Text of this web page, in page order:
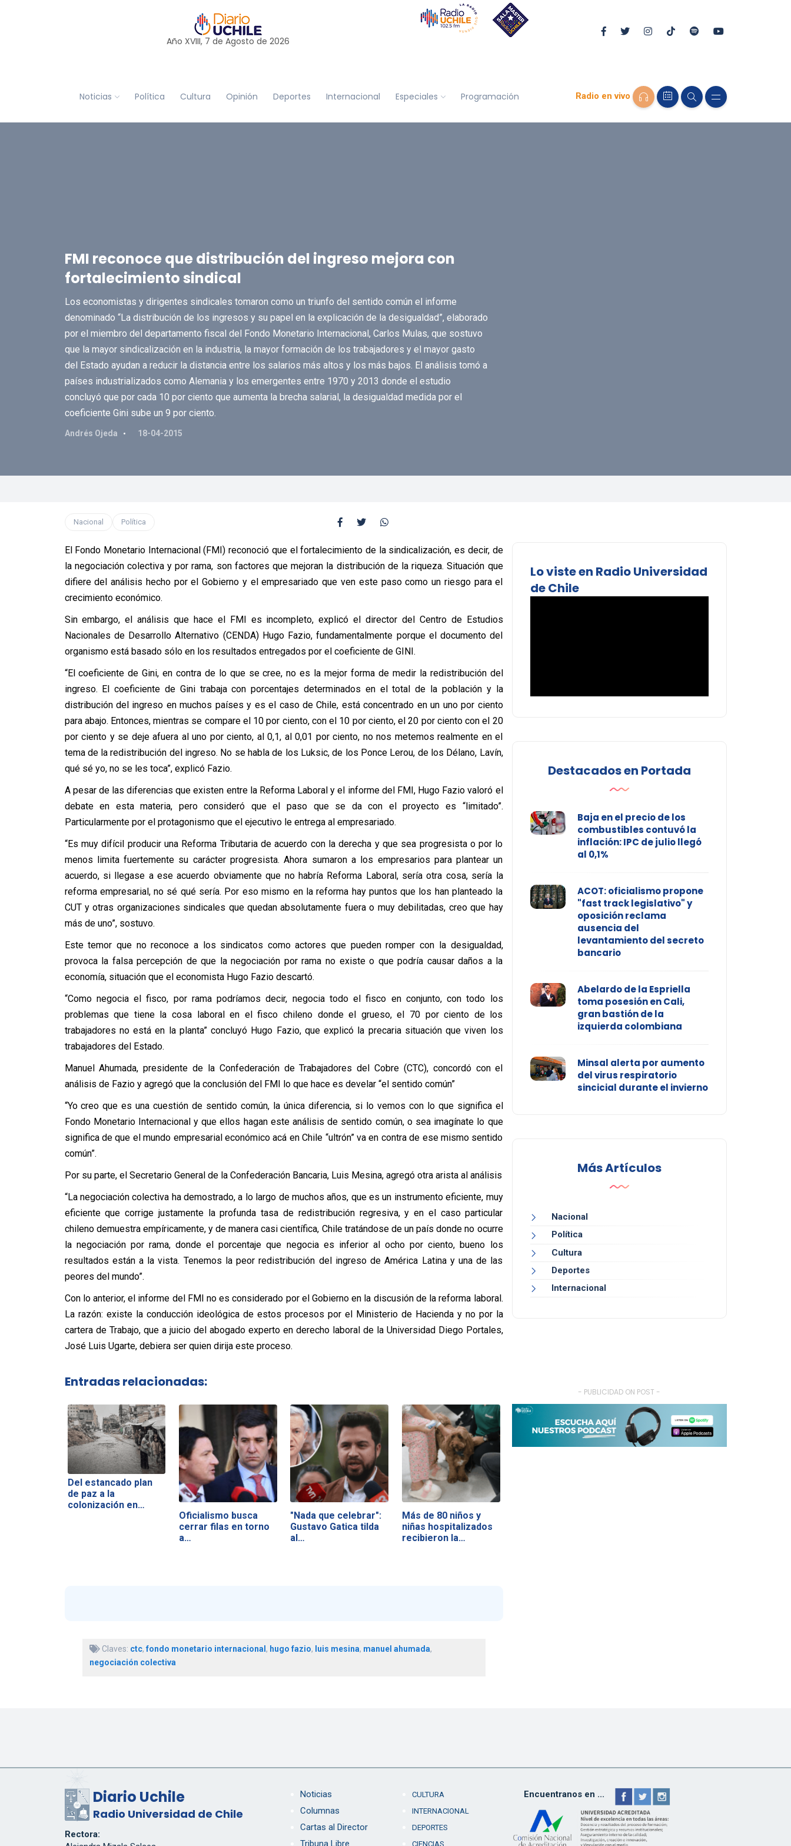
Año XVIII, 7 de Agosto de 2026
Noticias Política Cultura Opinión Deportes Internacional Especiales Programación Radio en vivo
FMI reconoce que distribución del ingreso mejora con
fortalecimiento sindical
Los economistas y dirigentes sindicales tomaron como un triunfo del sentido común el informe
denominado “La distribución de los ingresos y su papel en la explicación de la desigualdad”, elaborado
por el miembro del departamento fiscal del Fondo Monetario Internacional, Carlos Mulas, que sostuvo
que la mayor sindicalización en la industria, la mayor formación de los trabajadores y el mayor gasto
del Estado ayudan a reducir la distancia entre los salarios más altos y los más bajos. El análisis tomó a
países industrializados como Alemania y los emergentes entre 1970 y 2013 donde el estudio
concluyó que por cada 10 por ciento que aumenta la brecha salarial, la desigualdad medida por el
coeficiente Gini sube un 9 por ciento.
Andrés Ojeda 18-04-2015
Nacional Política
El Fondo Monetario Internacional (FMI) reconoció que el fortalecimiento de la sindicalización, es decir, de
la negociación colectiva y por rama, son factores que mejoran la distribución de la riqueza. Situación que
difiere del análisis hecho por el Gobierno y el empresariado que ven este paso como un riesgo para el
crecimiento económico.
Sin embargo, el análisis que hace el FMI es incompleto, explicó el director del Centro de Estudios
Nacionales de Desarrollo Alternativo (CENDA) Hugo Fazio, fundamentalmente porque el documento del
organismo está basado sólo en los resultados entregados por el coeficiente de GINI.
“El coeficiente de Gini, en contra de lo que se cree, no es la mejor forma de medir la redistribución del
ingreso. El coeficiente de Gini trabaja con porcentajes determinados en el total de la población y la
distribución del ingreso en muchos países y es el caso de Chile, está concentrado en un uno por ciento
para abajo. Entonces, mientras se compare el 10 por ciento, con el 10 por ciento, el 20 por ciento con el 20
por ciento y se deje afuera al uno por ciento, al 0,1, al 0,01 por ciento, no nos metemos realmente en el
tema de la redistribución del ingreso. No se habla de los Luksic, de los Ponce Lerou, de los Délano, Lavín,
qué sé yo, no se les toca”, explicó Fazio.
A pesar de las diferencias que existen entre la Reforma Laboral y el informe del FMI, Hugo Fazio valoró el
debate en esta materia, pero consideró que el paso que se da con el proyecto es “limitado”.
Particularmente por el protagonismo que el ejecutivo le entrega al empresariado.
“Es muy difícil producir una Reforma Tributaria de acuerdo con la derecha y que sea progresista o por lo
menos limita fuertemente su carácter progresista. Ahora sumaron a los empresarios para plantear un
acuerdo, si llegase a ese acuerdo obviamente que no habría Reforma Laboral, sería otra cosa, sería la
reforma empresarial, no sé qué sería. Por eso mismo en la reforma hay puntos que los han planteado la
CUT y otras organizaciones sindicales que quedan absolutamente fuera o muy debilitadas, creo que hay
más de uno”, sostuvo.
Este temor que no reconoce a los sindicatos como actores que pueden romper con la desigualdad,
provoca la falsa percepción de que la negociación por rama no existe o que podría causar daños a la
economía, situación que el economista Hugo Fazio descartó.
“Como negocia el fisco, por rama podríamos decir, negocia todo el fisco en conjunto, con todo los
problemas que tiene la cosa laboral en el fisco chileno donde el grueso, el 70 por ciento de los
trabajadores no está en la planta” concluyó Hugo Fazio, que explicó la precaria situación que viven los
trabajadores del Estado.
Manuel Ahumada, presidente de la Confederación de Trabajadores del Cobre (CTC), concordó con el
análisis de Fazio y agregó que la conclusión del FMI lo que hace es develar “el sentido común”
“Yo creo que es una cuestión de sentido común, la única diferencia, si lo vemos con lo que significa el
Fondo Monetario Internacional y que ellos hagan este análisis de sentido común, o sea imagínate lo que
significa de que el mundo empresarial económico acá en Chile “ultrón” va en contra de ese mismo sentido
común”.
Por su parte, el Secretario General de la Confederación Bancaria, Luis Mesina, agregó otra arista al análisis
“La negociación colectiva ha demostrado, a lo largo de muchos años, que es un instrumento eficiente, muy
eficiente que corrige justamente la profunda tasa de redistribución regresiva, y en el caso particular
chileno demuestra empíricamente, y de manera casi científica, Chile tratándose de un país donde no ocurre
la negociación por rama, donde el porcentaje que negocia es inferior al ocho por ciento, bueno los
resultados están a la vista. Tenemos la peor redistribución del ingreso de América Latina y una de las
peores del mundo”.
Con lo anterior, el informe del FMI no es considerado por el Gobierno en la discusión de la reforma laboral.
La razón: existe la conducción ideológica de estos procesos por el Ministerio de Hacienda y no por la
cartera de Trabajo, que a juicio del abogado experto en derecho laboral de la Universidad Diego Portales,
José Luis Ugarte, debiera ser quien dirija este proceso.
Entradas relacionadas:
Del estancado plan
de paz a la
colonización en…
Oficialismo busca
cerrar filas en torno
a…
"Nada que celebrar":
Gustavo Gatica tilda
al…
Más de 80 niños y
niñas hospitalizados
recibieron la…
Claves: ctc,fondo monetario internacional , hugo fazio, luis mesina, manuel ahumada,
negociación colectiva
Lo viste en Radio Universidad
de Chile
Destacados en Portada
Baja en el precio de los
combustibles contuvó la
inflación: IPC de julio llegó
al 0,1%
ACOT: oficialismo propone
"fast track legislativo" y
oposición reclama
ausencia del
levantamiento del secreto
bancario
Abelardo de la Espriella
toma posesión en Cali,
gran bastión de la
izquierda colombiana
Minsal alerta por aumento
del virus respiratorio
sincicial durante el invierno
Más Artículos
Nacional
Política
Cultura
Deportes
Internacional
- PUBLICIDAD ON POST -
Diario Uchile
Radio Universidad de Chile
Rectora:
Noticias
Columnas
Cartas al Director
Tribuna Libre
CULTURA
INTERNACIONAL
DEPORTES
CIENCIAS
Encuentranos en ...